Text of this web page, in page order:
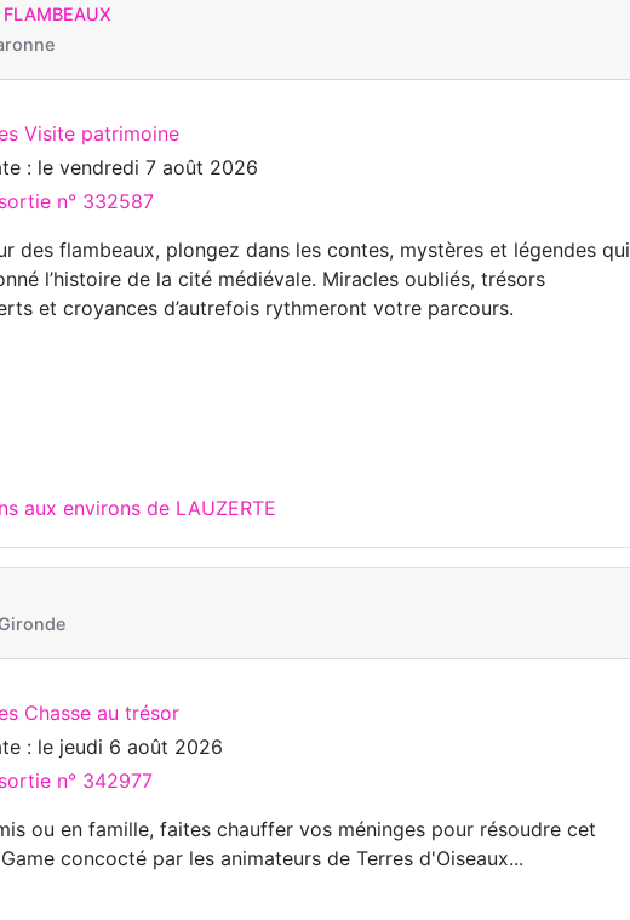
Visite patrimoine
: levendredi 7 août 2026
n° 332587
des flambeaux, plongez dans les contes, mystères et légendes qui
l’histoire de la cité médiévale. Miracles oubliés, trésors
et croyances d’autrefois rythmeront votre parcours.
aux environs de LAUZERTE
Chasse au trésor
: le jeudi 6 août 2026
n° 342977
ou en famille, faites chauffer vos méninges pour résoudre cet
concocté par les animateurs de Terres d'Oiseaux...